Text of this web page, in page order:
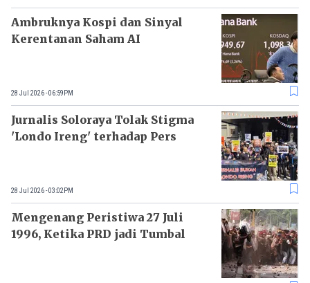
Ambruknya Kospi dan Sinyal
Kerentanan Saham AI
28 Jul 2026 - 06:59PM
Jurnalis Soloraya Tolak Stigma
'Londo Ireng' terhadap Pers
28 Jul 2026 - 03:02PM
Mengenang Peristiwa 27 Juli
1996, Ketika PRD jadi Tumbal